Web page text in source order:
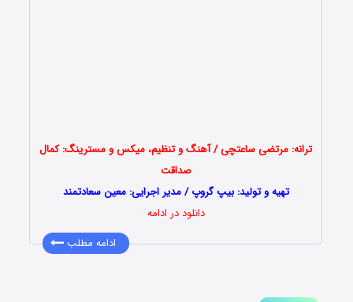
ترانه: مرتضی ساعتچی / آهنگ و تنظیم، میکس و مسترینگ: کمال
صداقت
تهیه و تولید: بیپ گروپ / مدیر اجرایی: معین سعادتمند
دانلود در ادامه
ادامه مطلب